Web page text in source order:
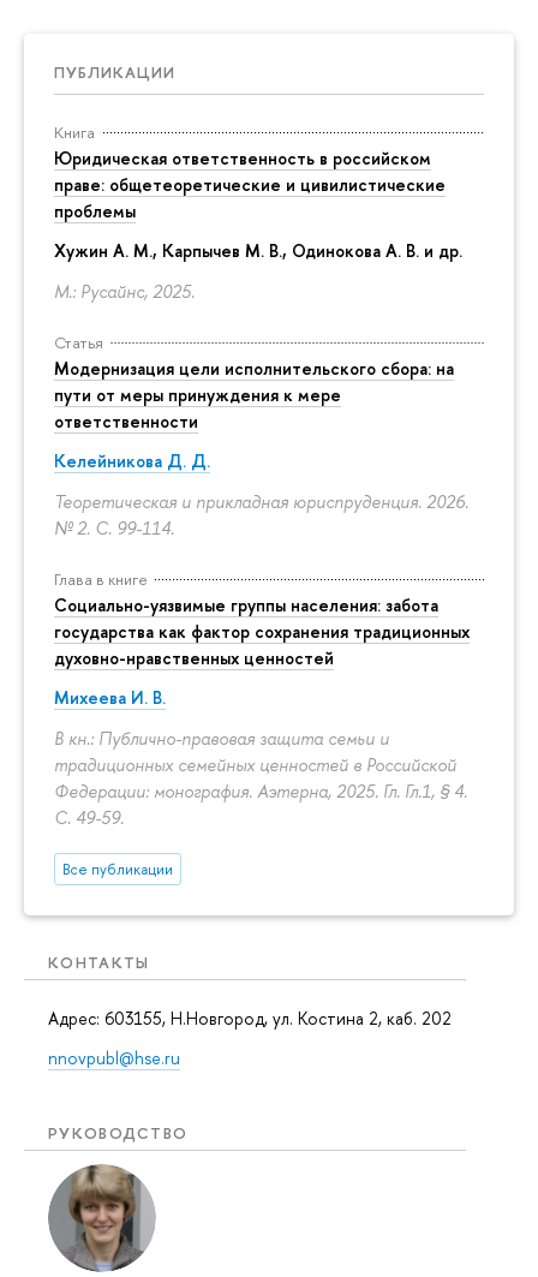
ПУБЛИКАЦИИ
Книга
Юридическая ответственность в российском
праве: общетеоретические и цивилистические
проблемы
Хужин А. М., Карпычев М. В., Одинокова А. В. и др.
М.: Русайнс, 2025.
Статья
Модернизация цели исполнительского сбора: на
пути от меры принуждения к мере
ответственности
Келейникова Д. Д.
Теоретическая и прикладная юриспруденция. 2026.
№ 2. С. 99-114.
Глава в книге
Социально-уязвимые группы населения: забота
государства как фактор сохранения традиционных
духовно-нравственных ценностей
Михеева И. В.
В кн.: Публично-правовая защита семьи и
традиционных семейных ценностей в Российской
Федерации: монография. Аэтерна, 2025. Гл. Гл.1, § 4.
С. 49-59.
Все публикации
КОНТАКТЫ
Адрес: 603155, Н.Новгород, ул. Костина 2, каб. 202
nnovpubl@hse.ru
РУКОВОДСТВО